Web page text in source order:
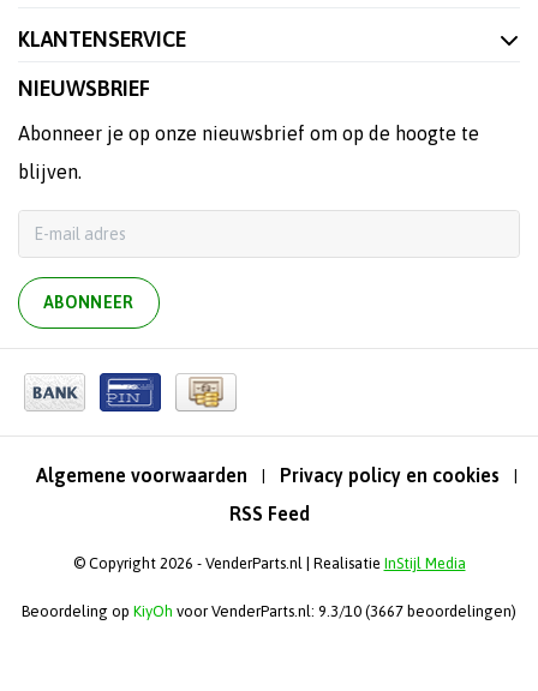
KLANTENSERVICE
NIEUWSBRIEF
Abonneer je op onze nieuwsbrief om op de hoogte te
blijven.
ABONNEER
Algemene voorwaarden | Privacy policy en cookies |
RSS Feed
© Copyright 2026 - VenderParts.nl | Realisatie InStijl Media
Beoordeling op KiyOh voor VenderParts.nl: 9.3/10 (3667 beoordelingen)